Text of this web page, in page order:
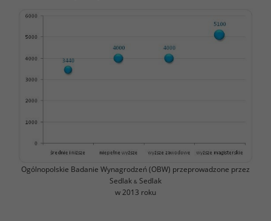
Ogólnopolskie Badanie Wynagrodzeń (OBW) przeprowadzone przez
Sedlak & Sedlak
w 2013 roku